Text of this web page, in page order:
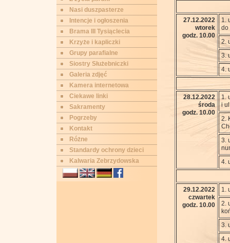
Nasi duszpasterze
Intencje i ogłoszenia
Brama III Tysiąclecia
Krzyże i kapliczki
Grupy parafialne
Siostry Służebniczki
Galeria zdjęć
Kamera internetowa
Ciekawe linki
Sakramenty
Pogrzeby
Kontakt
Różne
Standardy ochrony dzieci
Kalwaria Zebrzydowska
27.12.2022
wtorek
godz. 10.00
1.
do
2.
3.
4.
28.12.2022
środa
godz. 10.00
1.
i
2.
3.
4.
29.12.2022
czwartek
godz. 10.00
1.
2.
3.
4.